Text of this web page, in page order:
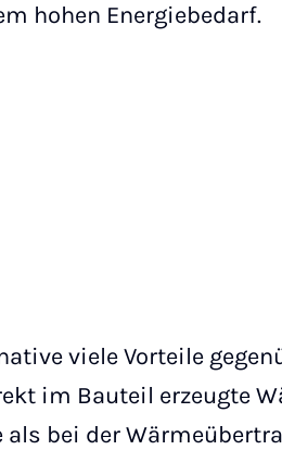
hohen Energiebedarf.
viele Vorteile
im Bauteil erzeugte
bei der